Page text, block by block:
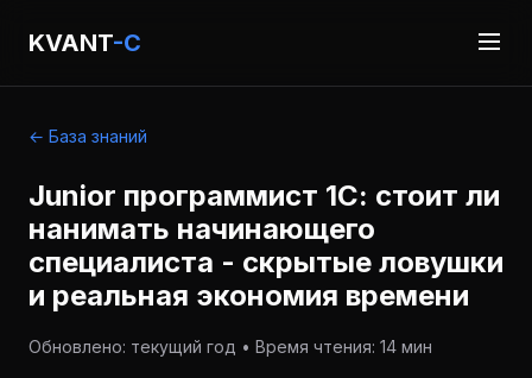
KVANT-C
← База знаний
Junior программист 1С: стоит ли
нанимать начинающего
специалиста - скрытые ловушки
и реальная экономия времени
Обновлено: текущий год • Время чтения: 14 мин